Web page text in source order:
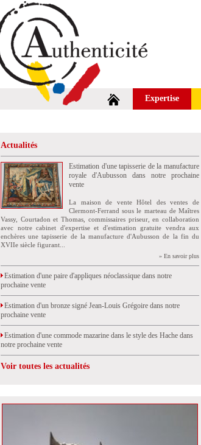
Expertise
Actualités
Estimation d'une tapisserie de la manufacture
royale d'Aubusson dans notre prochaine
vente
La maison de vente Hôtel des ventes de
Clermont-Ferrand sous le marteau de Maîtres
Vassy, Courtadon et Thomas, commissaires priseur, en collaboration
avec notre cabinet d'expertise et d'estimation gratuite vendra aux
enchères une tapisserie de la manufacture d'Aubusson de la fin du
XVIIe siècle figurant...
» En savoir plus
Estimation d'une paire d'appliques néoclassique dans notre
prochaine vente
Estimation d'un bronze signé Jean-Louis Grégoire dans notre
prochaine vente
Estimation d'une commode mazarine dans le style des Hache dans
notre prochaine vente
Voir toutes les actualités